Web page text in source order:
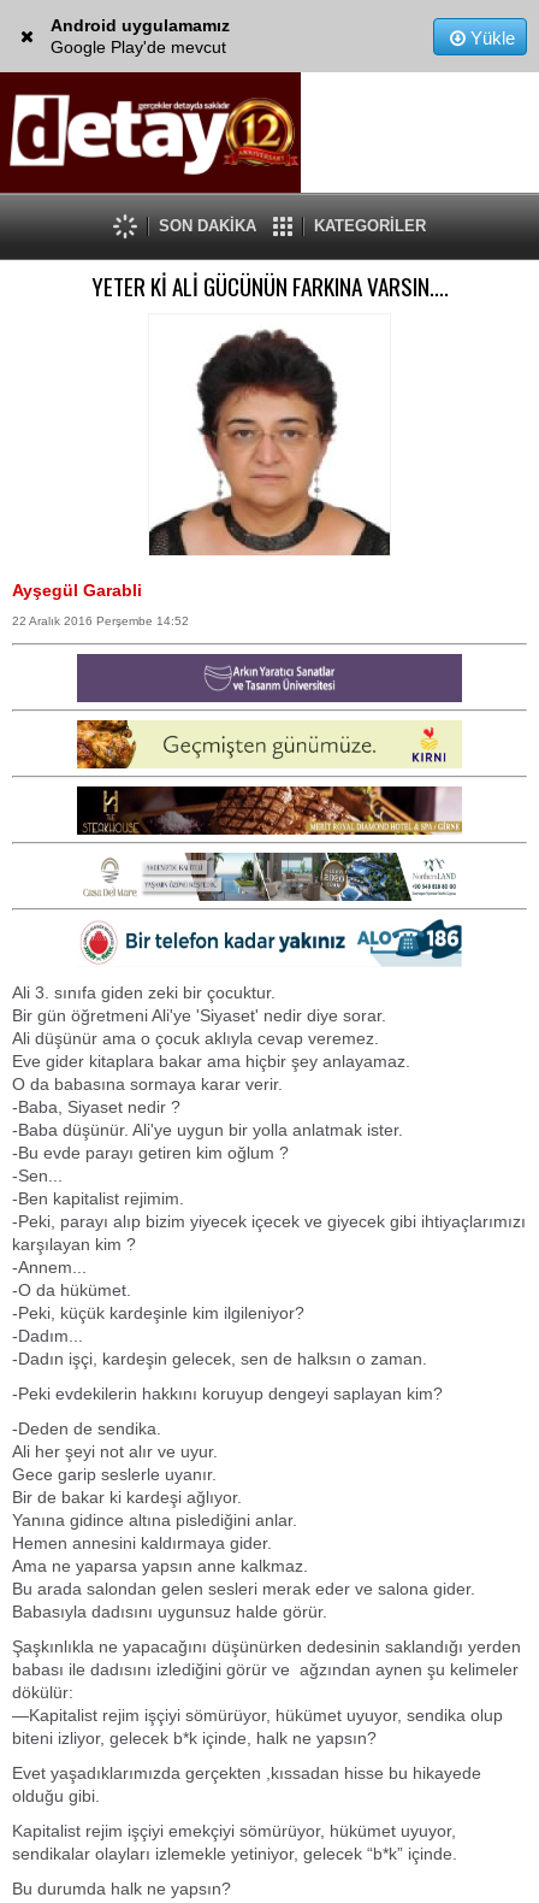
Android uygulamamız
Google Play'de mevcut
Yükle
SON DAKİKA KATEGORİLER
YETER Kİ ALİ GÜCÜNÜN FARKINA VARSIN….
Ayşegül Garabli
22 Aralık 2016 Perşembe 14:52
Ali 3. sınıfa giden zeki bir çocuktur.
Bir gün öğretmeni Ali'ye 'Siyaset' nedir diye sorar.
Ali düşünür ama o çocuk aklıyla cevap veremez.
Eve gider kitaplara bakar ama hiçbir şey anlayamaz.
O da babasına sormaya karar verir.
-Baba, Siyaset nedir ?
-Baba düşünür. Ali'ye uygun bir yolla anlatmak ister.
-Bu evde parayı getiren kim oğlum ?
-Sen...
-Ben kapitalist rejimim.
-Peki, parayı alıp bizim yiyecek içecek ve giyecek gibi ihtiyaçlarımızı
karşılayan kim ?
-Annem...
-O da hükümet.
-Peki, küçük kardeşinle kim ilgileniyor?
-Dadım...
-Dadın işçi, kardeşin gelecek, sen de halksın o zaman.
-Peki evdekilerin hakkını koruyup dengeyi saplayan kim?
-Deden de sendika.
Ali her şeyi not alır ve uyur.
Gece garip seslerle uyanır.
Bir de bakar ki kardeşi ağlıyor.
Yanına gidince altına pislediğini anlar.
Hemen annesini kaldırmaya gider.
Ama ne yaparsa yapsın anne kalkmaz.
Bu arada salondan gelen sesleri merak eder ve salona gider.
Babasıyla dadısını uygunsuz halde görür.
Şaşkınlıkla ne yapacağını düşünürken dedesinin saklandığı yerden
babası ile dadısını izlediğini görür ve ağzından aynen şu kelimeler
dökülür:
—Kapitalist rejim işçiyi sömürüyor, hükümet uyuyor, sendika olup
biteni izliyor, gelecek b*k içinde, halk ne yapsın?
Evet yaşadıklarımızda gerçekten ,kıssadan hisse bu hikayede
olduğu gibi.
Kapitalist rejim işçiyi emekçiyi sömürüyor, hükümet uyuyor,
sendikalar olayları izlemekle yetiniyor, gelecek “b*k” içinde.
Bu durumda halk ne yapsın?